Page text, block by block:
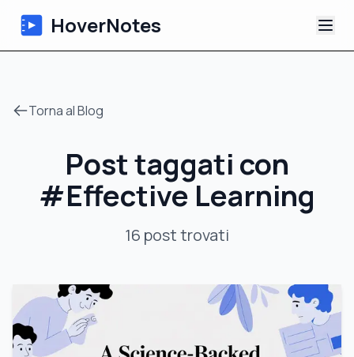
HoverNotes
Appunti Video IA
Tutorial
Torna al Blog
Post taggati con
#Effective Learning
16 posttrovati